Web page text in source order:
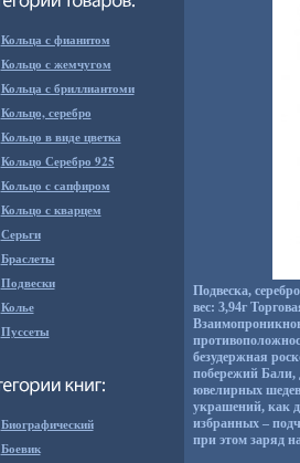
Кольца с фианитом
Кольцо с жемчугом
Кольца с бриллиантоми
Кольцо, серебро
Кольцо в виде цветка
Кольцо Серебро 925
Кольцо с сапфиром
Кольцо с кварцем
Серьги
Браслеты
Подвески
Колье
Пуссеты
Биографический
Боевик
Подвеска,
вес: 3,94г
безудержная
побережий Бали,
ювелирных
украшений, как
избранных –
при этом заряд